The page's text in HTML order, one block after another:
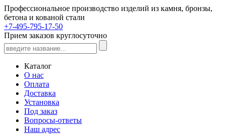
Профессиональное производство изделий из камня, бронзы,
бетона и кованой стали
+7-495-795-17-50
Прием заказов круглосуточно
Каталог
О нас
Оплата
Доставка
Установка
Под заказ
Вопросы-ответы
Наш адрес